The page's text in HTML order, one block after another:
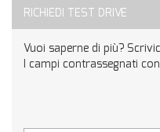
RICHIEDI TEST DRIVE
Vuoi saperne di più?
I campi contrassegnati